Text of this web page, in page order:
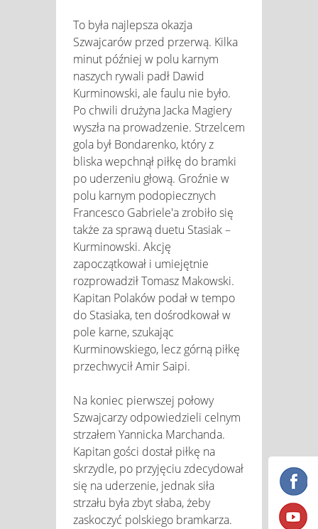
To była najlepsza okazja
Szwajcarów przed przerwą. Kilka
minut później w polu karnym
naszych rywali padł Dawid
Kurminowski, ale faulu nie było.
Po chwili drużyna Jacka Magiery
wyszła na prowadzenie. Strzelcem
gola był Bondarenko, który z
bliska wepchnął piłkę do bramki
po uderzeniu głową. Groźnie w
polu karnym podopiecznych
Francesco Gabriele'a zrobiło się
także za sprawą duetu Stasiak –
Kurminowski. Akcję
zapoczątkował i umiejętnie
rozprowadził Tomasz Makowski.
Kapitan Polaków podał w tempo
do Stasiaka, ten dośrodkował w
pole karne, szukając
Kurminowskiego, lecz górną piłkę
przechwycił Amir Saipi.
Na koniec pierwszej połowy
Szwajcarzy odpowiedzieli celnym
strzałem Yannicka Marchanda.
Kapitan gości dostał piłkę na
skrzydle, po przyjęciu zdecydował
się na uderzenie, jednak siła
strzału była zbyt słaba, żeby
zaskoczyć polskiego bramkarza.